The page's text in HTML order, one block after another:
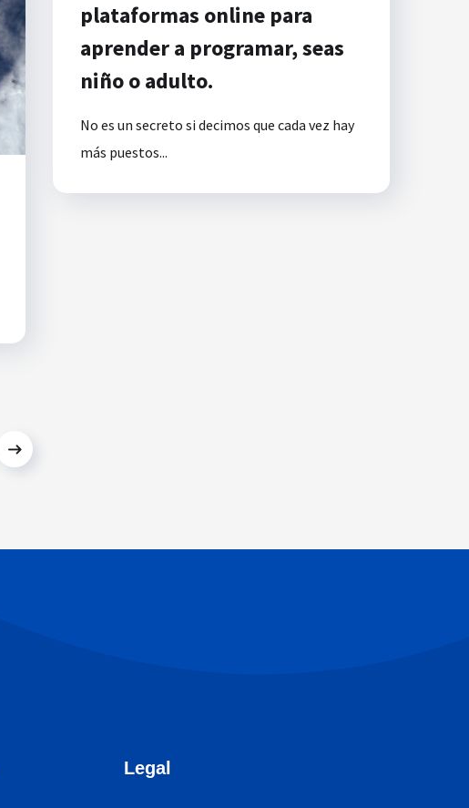
plataformas online para
aprender a programar, seas
niño o adulto.
No es un secreto si decimos que cada vez hay
más puestos...
Legal